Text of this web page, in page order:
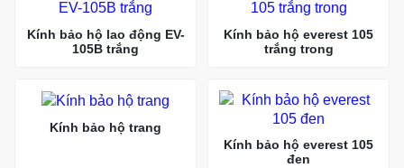
Kính bảo hộ lao động EV-
105B trắng
Kính bảo hộ everest 105
trắng trong
Kính bảo hộ trang
Kính bảo hộ everest 105
đen